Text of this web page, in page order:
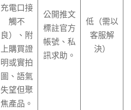
充電口接
觸不
良）、附
上購買證
明或實拍
圖、語氣
失望但聚
焦產品。
公開推文
標註官方
帳號、私
訊求助。
低（需以
客服解
決）